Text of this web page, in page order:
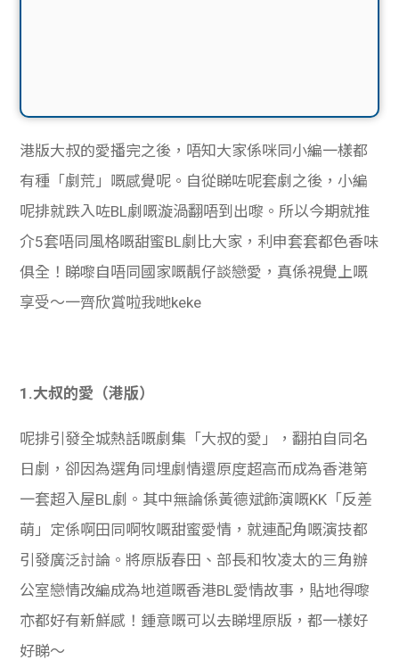
港版大叔的愛播完之後，唔知大家係咪同小編一樣都
有種「劇荒」嘅感覺呢。自從睇咗呢套劇之後，小編
呢排就跌入咗BL劇嘅漩渦翻唔到出嚟。所以今期就推
介5套唔同風格嘅甜蜜BL劇比大家，利申套套都色香味
俱全！睇嚟自唔同國家嘅靚仔談戀愛，真係視覺上嘅
享受～一齊欣賞啦我哋keke
1.大叔的愛（港版）
呢排引發全城熱話嘅劇集「大叔的愛」，翻拍自同名
日劇，卻因為選角同埋劇情還原度超高而成為香港第
一套超入屋BL劇。其中無論係黃德斌飾演嘅KK「反差
萌」定係啊田同啊牧嘅甜蜜愛情，就連配角嘅演技都
引發廣泛討論。將原版春田、部長和牧凌太的三角辦
公室戀情改編成為地道嘅香港BL愛情故事，貼地得嚟
亦都好有新鮮感！鍾意嘅可以去睇埋原版，都一樣好
好睇～